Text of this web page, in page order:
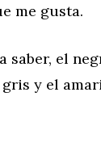
me gusta.
saber, el
gris y el